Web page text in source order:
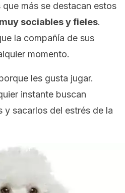
más se destacan estos
sociables y fieles.
la compañía de sus
momento.
les gusta jugar.
instante buscan
y sacarlos del estrés de la